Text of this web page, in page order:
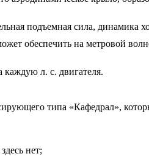
подъемная сила, динамика
обеспечить на метровой
каждую л. с. двигателя.
типа «Кафедрал»,
нет;